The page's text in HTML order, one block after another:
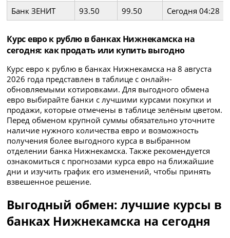
Банк ЗЕНИТ
93.50 99.50 Сегодня 04:28
Курс евро к рублю в банках Нижнекамска на
сегодня: как продать или купить выгодно
Курс евро к рублю в банках Нижнекамска на 8 августа
2026 года представлен в таблице с онлайн-
обновляемыми котировками. Для выгодного обмена
евро выбирайте банки с лучшими курсами покупки и
продажи, которые отмечены в таблице зелёным цветом.
Перед обменом крупной суммы обязательно уточните
наличие нужного количества евро и возможность
получения более выгодного курса в выбранном
отделении банка Нижнекамска. Также рекомендуется
ознакомиться с прогнозами курса евро на ближайшие
дни и изучить график его изменений, чтобы принять
взвешенное решение.
Выгодный обмен: лучшие курсы в
банках Нижнекамска на сегодня